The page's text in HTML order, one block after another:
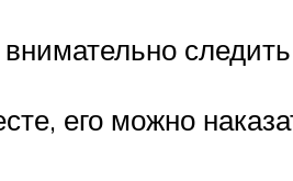
внимательно
его можно